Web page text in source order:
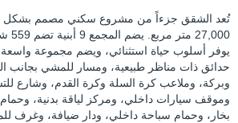
تُعد الشقق جزءاً من مشروع سكني مصمم بشكل
يوفر أسلوب حياة استثنائي، ويضم مجموعة
حدائق ذات مناظر طبيعية، ومسار للمشي بجانب
وبركة، وملاعب كرة السلة وكرة القدم، وشارع
وموقف سيارات داخلي، ومركز لياقة بدنية،
بخار، وحمام سباحة داخلي، ودار ضيافة، وغرف